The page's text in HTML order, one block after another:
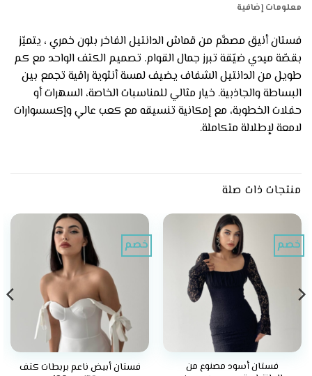
معلومات إضافية
فستان أنيق مصمَّم من قماش الدانتيل الفاخر بلون خمري ، يتميّز
بقصّة ميدي ضيّقة تبرز جمال القوام. تصميم الكتف الواحد مع كم
طويل من الدانتيل الشفاف يضيف لمسة أنثوية راقية تجمع بين
البساطة والجاذبية. خيار مثالي للمناسبات الخاصة، السهرات أو
حفلات الخطوبة، مع إمكانية تنسيقه مع كعب عالي وإكسسوارات
لامعة لإطلالة متكاملة.
منتجات ذات صلة
خصم
فستان أسود مصنوع من
خصم
فستان أبيض ناعم بربطات كتف